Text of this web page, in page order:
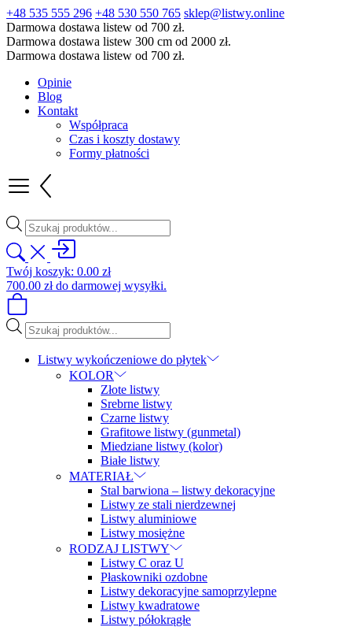
+48 535 555 296 +48 530 550 765 sklep@listwy.online
Darmowa dostawa listew od 700 zł.
Darmowa dostawa listew 300 cm od 2000 zł.
Darmowa dostawa listew od 700 zł.
Opinie
Blog
Kontakt
Współpraca
Czas i koszty dostawy
Formy płatności
Wyszukiwarka
produktów
Twój koszyk: 0.00 zł
700.00 złdo darmowej wysyłki.
Wyszukiwarka
produktów
Listwy wykończeniowe do płytek
KOLOR
Złote listwy
Srebrne listwy
Czarne listwy
Grafitowe listwy (gunmetal)
Miedziane listwy (kolor)
Białe listwy
MATERIAŁ
Stal barwiona – listwy dekoracyjne
Listwy ze stali nierdzewnej
Listwy aluminiowe
Listwy mosiężne
RODZAJ LISTWY
Listwy C oraz U
Płaskowniki ozdobne
Listwy dekoracyjne samoprzylepne
Listwy kwadratowe
Listwy półokrągłe